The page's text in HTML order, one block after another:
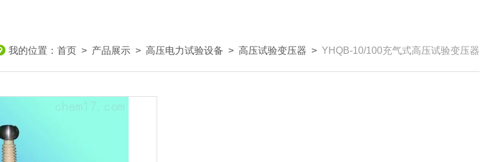
我的位置： 首页 > 产品展示 > 高压电力试验设备 > 高压试验变压器 > YHQB-10/100充气式高压试验变压器